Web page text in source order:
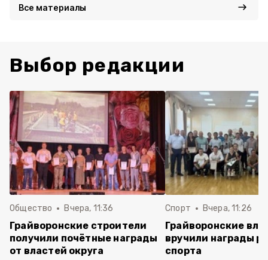
Все материалы
Выбор редакции
Общество Вчера, 11:36
Грайворонские строители
получили почётные награды
от властей округа
Спорт Вчера, 11:26
Грайворонские
вручили награды
спорта